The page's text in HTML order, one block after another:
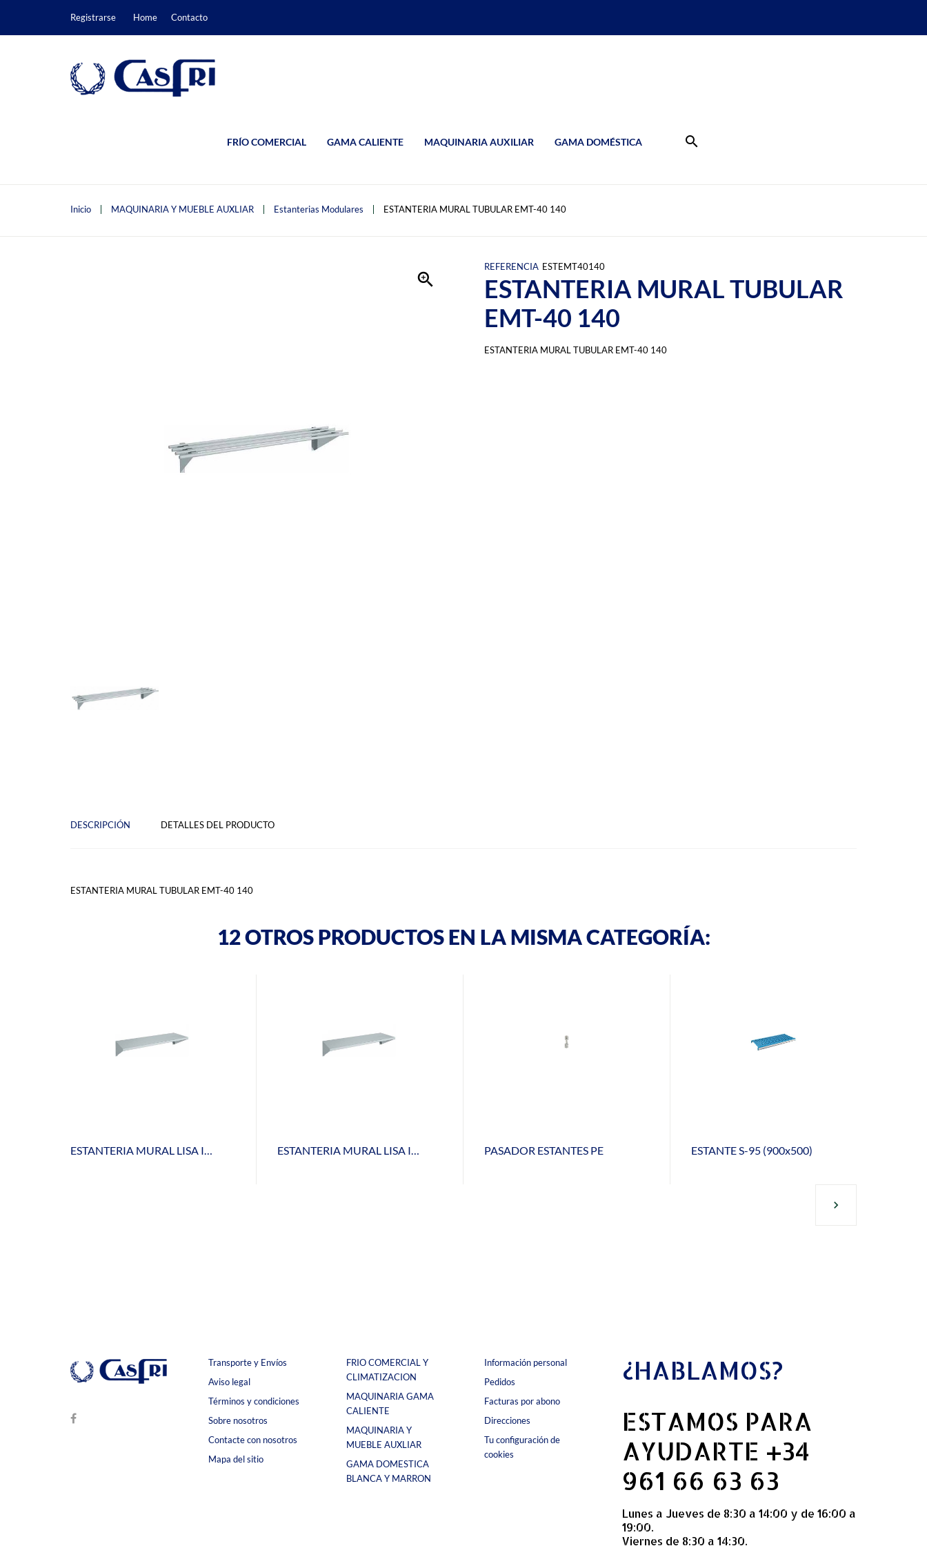
Registrarse Home Contacto
FRÍO COMERCIAL GAMA CALIENTE MAQUINARIA AUXILIAR GAMA DOMÉSTICA search
Inicio MAQUINARIA Y MUEBLE AUXLIAR Estanterias Modulares ESTANTERIA MURAL TUBULAR EMT-40 140
REFERENCIA ESTEMT40140
ESTANTERIA MURAL TUBULAR
EMT-40 140
ESTANTERIA MURAL TUBULAR EMT-40 140
DESCRIPCIÓN DETALLES DEL PRODUCTO
ESTANTERIA MURAL TUBULAR EMT-40 140
12 OTROS PRODUCTOS EN LA MISMA CATEGORÍA:
ESTANTERIA MURAL LISA INOX EML-40-120 ESTANTERIA MURAL LISA INOX EML-25-100 PASADOR ESTANTES PE ESTANTE S-95 (900x500)
Transporte y Envíos
Aviso legal
Términos y condiciones
Sobre nosotros
Contacte con nosotros
Mapa del sitio
FRIO COMERCIAL Y
CLIMATIZACION
MAQUINARIA GAMA
CALIENTE
MAQUINARIA Y
MUEBLE AUXLIAR
GAMA DOMESTICA
BLANCA Y MARRON
Información personal
Pedidos
Facturas por abono
Direcciones
Tu configuración de
cookies
¿HABLAMOS?
ESTAMOS PARA
AYUDARTE +34
961 66 63 63
Lunes a Jueves de 8:30 a 14:00 y de 16:00 a
19:00.
Viernes de 8:30 a 14:30.